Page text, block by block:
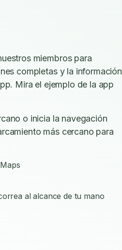
miembros para
completas y la información
Mira el ejemplo de la app
o inicia la navegación
más cercano para
al alcance de tu mano